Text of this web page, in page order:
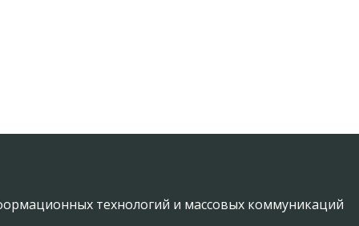
технологий и массовых коммуникаций